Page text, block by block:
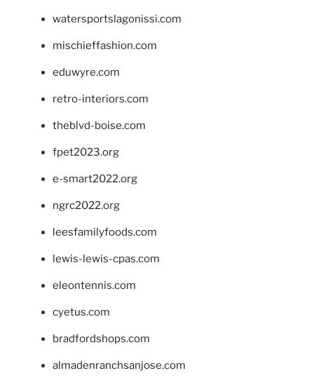
watersportslagonissi.com
mischieffashion.com
eduwyre.com
retro-interiors.com
theblvd-boise.com
fpet2023.org
e-smart2022.org
ngrc2022.org
leesfamilyfoods.com
lewis-lewis-cpas.com
eleontennis.com
cyetus.com
bradfordshops.com
almadenranchsanjose.com